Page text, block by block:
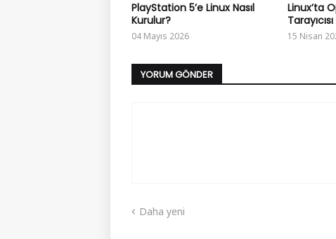
PlayStation 5’e Linux Nasıl
Kurulur?
04 Mayıs 2026
Linux’ta
15 Nisan
YORUM GÖNDER
Daha yeni